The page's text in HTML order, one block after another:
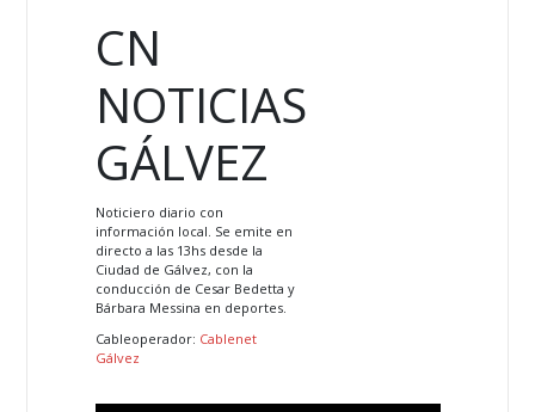
CN
NOTICIAS
GÁLVEZ
Noticiero diario con
información local. Se emite en
directo a las 13hs desde la
Ciudad de Gálvez, con la
conducción de Cesar Bedetta y
Bárbara Messina en deportes.
Cableoperador: Cablenet
Gálvez